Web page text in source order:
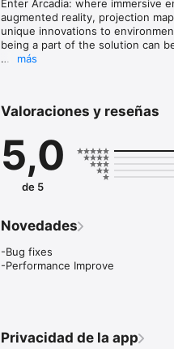
Enter Arcadia: where immersive
augmented reality, projection
unique innovations to
being a part of the solution can
más
Valoraciones y reseñas
5,0
de 5
Novedades
-Bug fixes
-Performance Improve
Privacidad de la app